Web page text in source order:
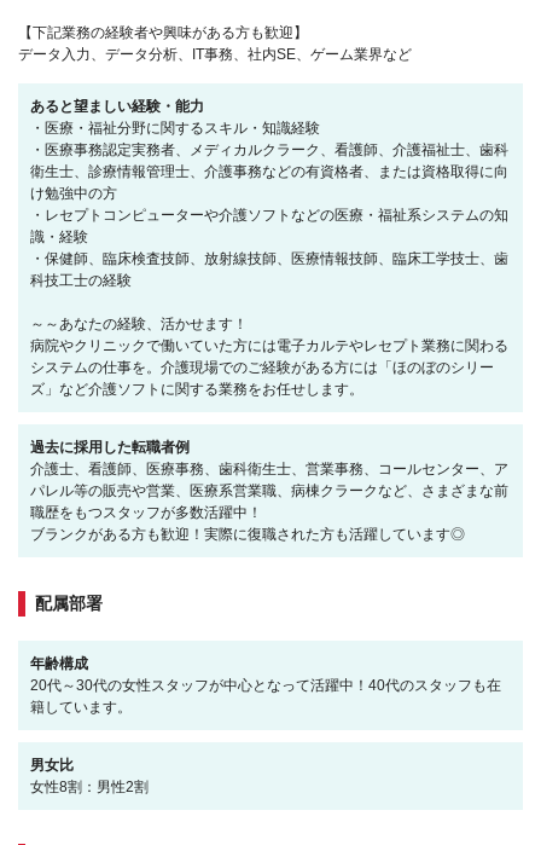
【下記業務の経験者や興味がある方も歓迎】
データ入力、データ分析、IT事務、社内SE、ゲーム業界など
あると望ましい経験・能力
・医療・福祉分野に関するスキル・知識経験
・医療事務認定実務者、メディカルクラーク、看護師、介護福祉士、歯科
衛生士、診療情報管理士、介護事務などの有資格者、または資格取得に向
け勉強中の方
・レセプトコンピューターや介護ソフトなどの医療・福祉系システムの知
識・経験
・保健師、臨床検査技師、放射線技師、医療情報技師、臨床工学技士、歯
科技工士の経験
～～あなたの経験、活かせます！
病院やクリニックで働いていた方には電子カルテやレセプト業務に関わる
システムの仕事を。介護現場でのご経験がある方には「ほのぼのシリー
ズ」など介護ソフトに関する業務をお任せします。
過去に採用した転職者例
介護士、看護師、医療事務、歯科衛生士、営業事務、コールセンター、ア
パレル等の販売や営業、医療系営業職、病棟クラークなど、さまざまな前
職歴をもつスタッフが多数活躍中！
ブランクがある方も歓迎！実際に復職された方も活躍しています◎
配属部署
年齢構成
20代～30代の女性スタッフが中心となって活躍中！40代のスタッフも在
籍しています。
男女比
女性8割：男性2割